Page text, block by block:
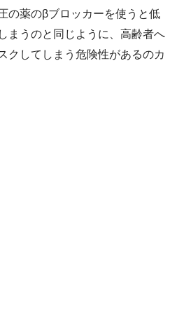
の薬のβブロッカーを使うと低
まうのと同じように、高齢者へ
クしてしまう危険性があるのカ